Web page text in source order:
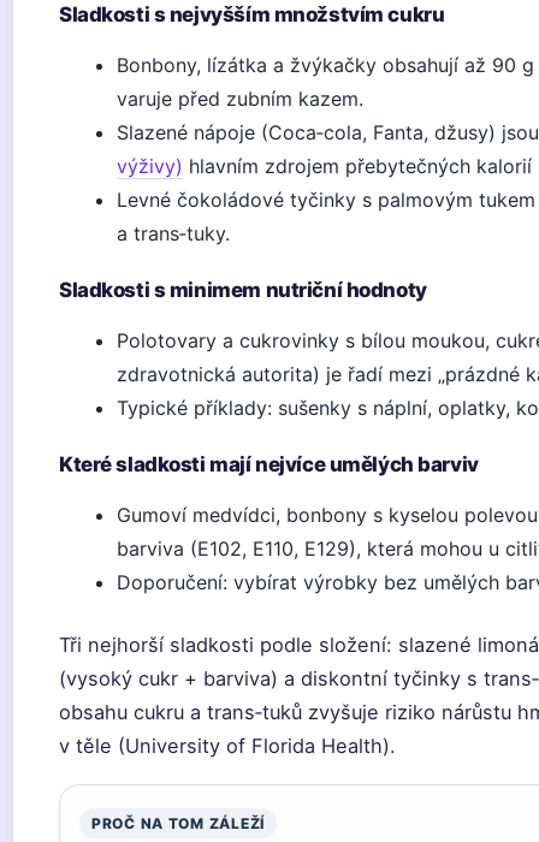
Sladkosti s nejvyšším množstvím cukru
Bonbony, lízátka a žvýkačky obsahují až 90
varuje před zubním kazem.
Slazené nápoje (Coca‑cola, Fanta, džusy)
výživy) hlavním zdrojem přebytečných kalorií
Levné čokoládové tyčinky s palmovým
a trans‑tuky.
Sladkosti s minimem nutriční hodnoty
Polotovary a cukrovinky s bílou moukou,
zdravotnická autorita) je řadí mezi „prázdné
Typické příklady: sušenky s náplní, oplatky,
Které sladkosti mají nejvíce umělých barviv
Gumoví medvídci, bonbony s kyselou
barviva (E102, E110, E129), která mohou u
Doporučení: vybírat výrobky bez umělých
Tři nejhorší sladkosti podle složení: slazené
(vysoký cukr + barviva) a diskontní tyčinky s
obsahu cukru a trans‑tuků zvyšuje riziko nárůstu
v těle (University of Florida Health).
PROČ NA TOM ZÁLEŽÍ